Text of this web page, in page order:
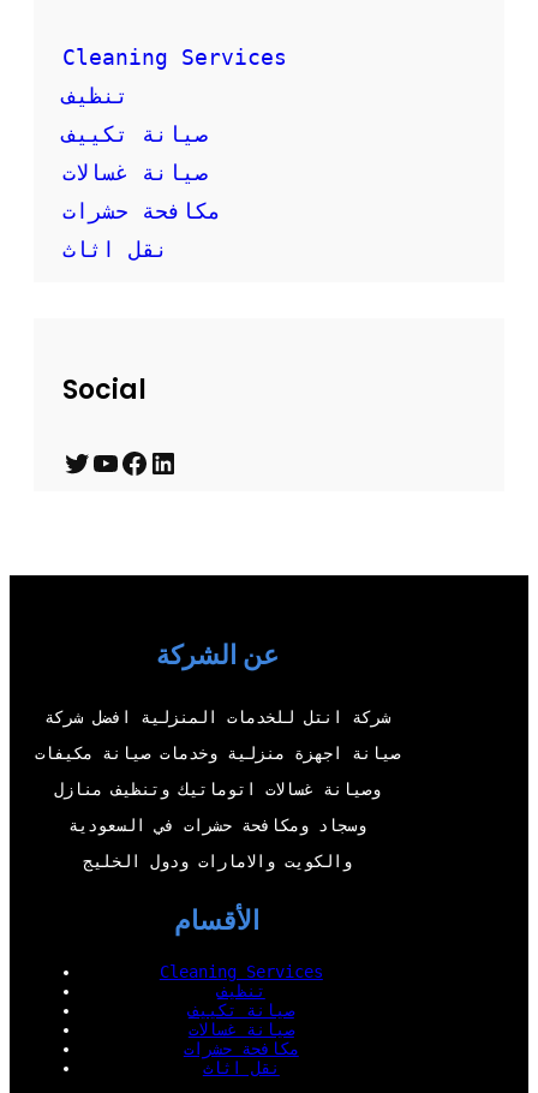
Cleaning Services
تنظيف
صيانة تكييف
صيانة غسالات
مكافحة حشرات
نقل اثاث
Social
T
r
Y
e
F
o
k
L
d
I
n
عن الشركة
شركة انتل للخدمات المنزلية افضل شركة
صيانة اجهزة منزلية وخدمات صيانة مكيفات
وصيانة غسالات اتوماتيك وتنظيف منازل
وسجاد ومكافحة حشرات في السعودية
والكويت والامارات ودول الخليج
الأقسام
Cleaning Services
تنظيف
صيانة تكييف
صيانة غسالات
مكافحة حشرات
نقل اثاث